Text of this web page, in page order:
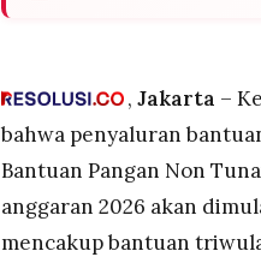
BPNT diberikan
layanan daring resmi
, Jakarta –
bahwa penyaluran
Bantuan Pangan Non
anggaran 2026 akan
mencakup bantuan